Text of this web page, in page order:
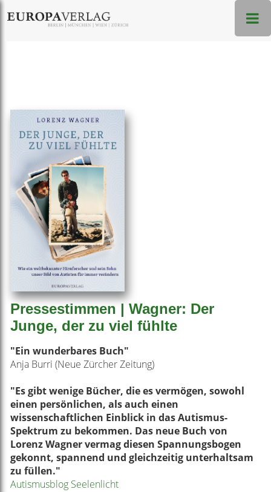
Pressestimmen | Wagner: Der
Junge, der zu viel fühlte
"Ein wunderbares Buch"
Anja Burri (Neue Zürcher Zeitung)
"Es gibt wenige Bücher, die es vermögen, sowohl
einen persönlichen, als auch einen
wissenschaftlichen Einblick in das Autismus-
Spektrum zu bekommen. Das neue Buch von
Lorenz Wagner vermag diesen Spannungsbogen
gekonnt, spannend und gleichzeitig unterhaltsam
zu füllen."
Autismusblog Seelenlicht